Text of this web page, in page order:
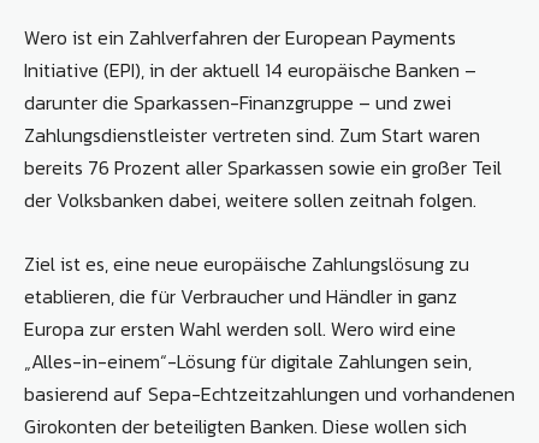
Wero ist ein Zahlverfahren der European Payments
Initiative (EPI), in der aktuell 14 europäische Banken –
darunter die Sparkassen-Finanzgruppe – und zwei
Zahlungsdienstleister vertreten sind. Zum Start waren
bereits 76 Prozent aller Sparkassen sowie ein großer Teil
der Volksbanken dabei, weitere sollen zeitnah folgen.
Ziel ist es, eine neue europäische Zahlungslösung zu
etablieren, die für Verbraucher und Händler in ganz
Europa zur ersten Wahl werden soll. Wero wird eine
„Alles-in-einem“-Lösung für digitale Zahlungen sein,
basierend auf Sepa-Echtzeitzahlungen und vorhandenen
Girokonten der beteiligten Banken. Diese wollen sich